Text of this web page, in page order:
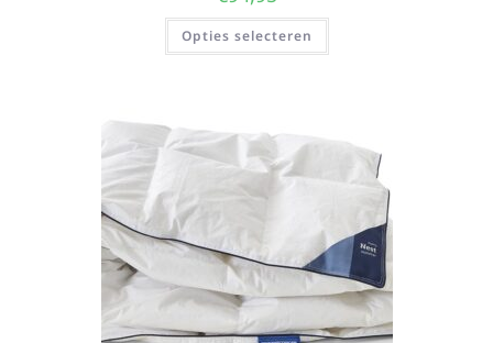
Opties selecteren